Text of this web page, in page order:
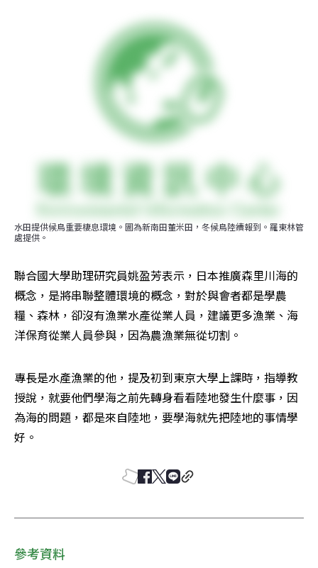
水田提供候鳥重要棲息環境。圖為新南田董米田，冬候鳥陸續報到。羅東林管
處提供。
聯合國大學助理研究員姚盈芳表示，日本推廣森里川海的
概念，是將串聯整體環境的概念，對於與會者都是學農
糧、森林，卻沒有漁業水產從業人員，建議更多漁業、海
洋保育從業人員參與，因為農漁業無從切割。
專長是水產漁業的他，提及初到東京大學上課時，指導教
授說，就要他們學海之前先轉身看看陸地發生什麼事，因
為海的問題，都是來自陸地，要學海就先把陸地的事情學
好。
參考資料